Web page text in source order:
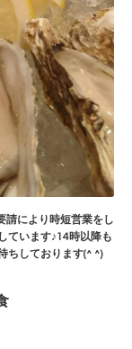
請により時短営業をし
ています♪14時以降も
ちしております(^ ^)